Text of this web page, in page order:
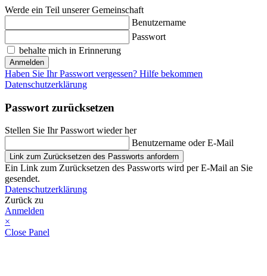
Werde ein Teil unserer Gemeinschaft
Benutzername
Passwort
behalte mich in Erinnerung
Anmelden
Haben Sie Ihr Passwort vergessen? Hilfe bekommen
Datenschutzerklärung
Passwort zurücksetzen
Stellen Sie Ihr Passwort wieder her
Benutzername oder E-Mail
Link zum Zurücksetzen des Passworts anfordern
Ein Link zum Zurücksetzen des Passworts wird per E-Mail an Sie
gesendet.
Datenschutzerklärung
Zurück zu
Anmelden
×
Close Panel